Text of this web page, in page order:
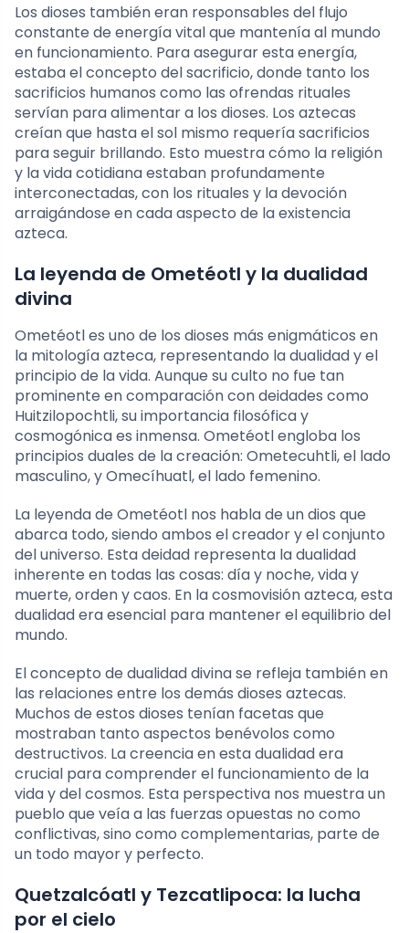
Los dioses también eran responsables del flujo
constante de energía vital que mantenía al mundo
en funcionamiento. Para asegurar esta energía,
estaba el concepto del sacrificio, donde tanto los
sacrificios humanos como las ofrendas rituales
servían para alimentar a los dioses. Los aztecas
creían que hasta el sol mismo requería sacrificios
para seguir brillando. Esto muestra cómo la religión
y la vida cotidiana estaban profundamente
interconectadas, con los rituales y la devoción
arraigándose en cada aspecto de la existencia
azteca.
La leyenda de Ometéotl y la dualidad
divina
Ometéotl es uno de los dioses más enigmáticos en
la mitología azteca, representando la dualidad y el
principio de la vida. Aunque su culto no fue tan
prominente en comparación con deidades como
Huitzilopochtli, su importancia filosófica y
cosmogónica es inmensa. Ometéotl engloba los
principios duales de la creación: Ometecuhtli, el lado
masculino, y Omecíhuatl, el lado femenino.
La leyenda de Ometéotl nos habla de un dios que
abarca todo, siendo ambos el creador y el conjunto
del universo. Esta deidad representa la dualidad
inherente en todas las cosas: día y noche, vida y
muerte, orden y caos. En la cosmovisión azteca, esta
dualidad era esencial para mantener el equilibrio del
mundo.
El concepto de dualidad divina se refleja también en
las relaciones entre los demás dioses aztecas.
Muchos de estos dioses tenían facetas que
mostraban tanto aspectos benévolos como
destructivos. La creencia en esta dualidad era
crucial para comprender el funcionamiento de la
vida y del cosmos. Esta perspectiva nos muestra un
pueblo que veía a las fuerzas opuestas no como
conflictivas, sino como complementarias, parte de
un todo mayor y perfecto.
Quetzalcóatl y Tezcatlipoca: la lucha
por el cielo